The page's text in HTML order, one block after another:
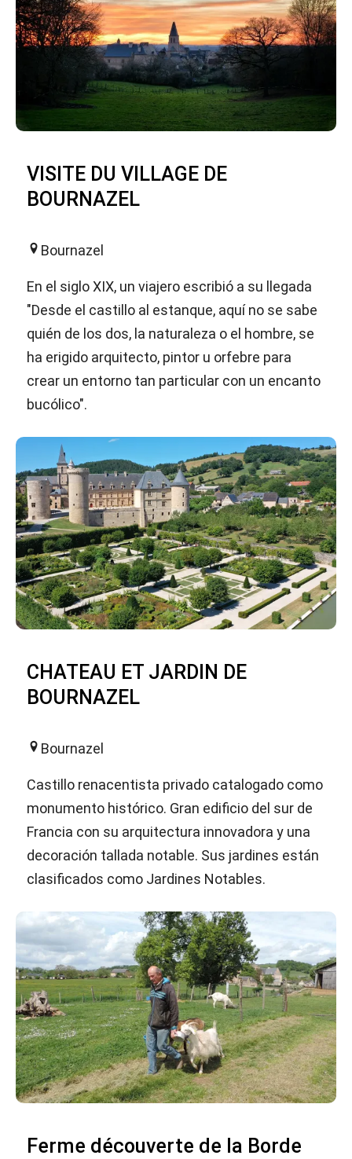
VISITE DU VILLAGE DE
BOURNAZEL
Bournazel
En el siglo XIX, un viajero escribió a su llegada
"Desde el castillo al estanque, aquí no se sabe
quién de los dos, la naturaleza o el hombre, se
ha erigido arquitecto, pintor u orfebre para
crear un entorno tan particular con un encanto
bucólico".
CHATEAU ET JARDIN DE
BOURNAZEL
Bournazel
Castillo renacentista privado catalogado como
monumento histórico. Gran edificio del sur de
Francia con su arquitectura innovadora y una
decoración tallada notable. Sus jardines están
clasificados como Jardines Notables.
Ferme découverte de la Borde